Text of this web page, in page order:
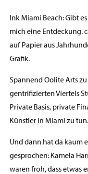
Ink Miami Beach: Gibt
mich eine Entdeckung.
auf Papier aus
Grafik.
Spannend Oolite Arts
gentrifizierten Viertels
Private Basis, private
Künstler in Miami zu tun.
Und dann hat da kaum
gesprochen: Kamela
waren froh, dass etwas